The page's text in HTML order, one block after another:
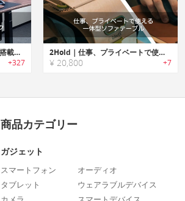
CHAKRAM｜15の便利機能を搭載した電動昇降スタンディングデスク「チャクラム」
+327
2Hold｜仕事、プライベートで使える一体型ソファテーブル「2ホールド」
¥ 20,800 +7
商品カテゴリー
ガジェット
スマートフォン
タブレット
オーディオ
ウェアラブルデバイス